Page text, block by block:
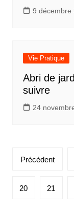
9 décembre
Vie Pratique
Abri de
suivre
24
Pagination
Précédent
20 21